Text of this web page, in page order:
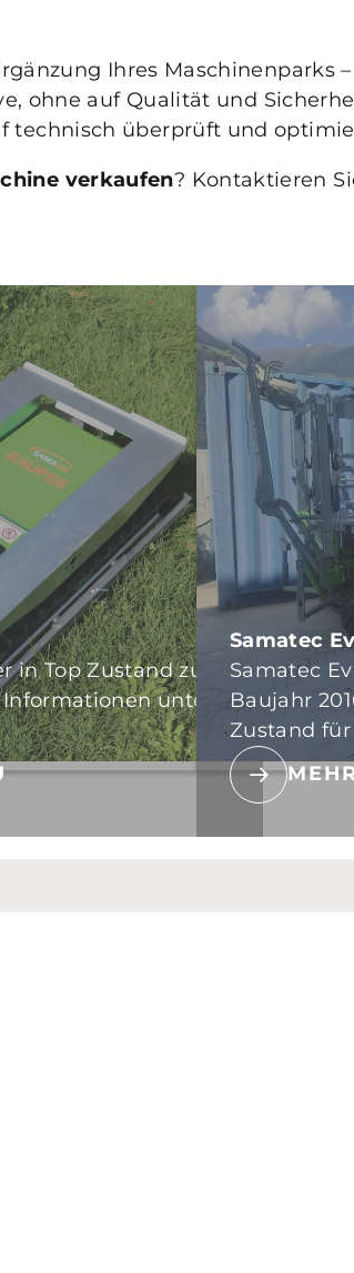
Ihres Maschinenparks
ohne auf Qualität und
technisch überprüft und
verkaufen? Kontaktieren
in Top Zustand zu
unter
Samatec
Samatec
Baujahr
Zustand für